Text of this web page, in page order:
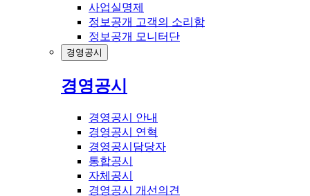
사업실명제
정보공개 고객의 소리함
정보공개 모니터단
경영공시
경영공시
경영공시 안내
경영공시 연혁
경영공시담당자
통합공시
자체공시
경영공시 개선의견